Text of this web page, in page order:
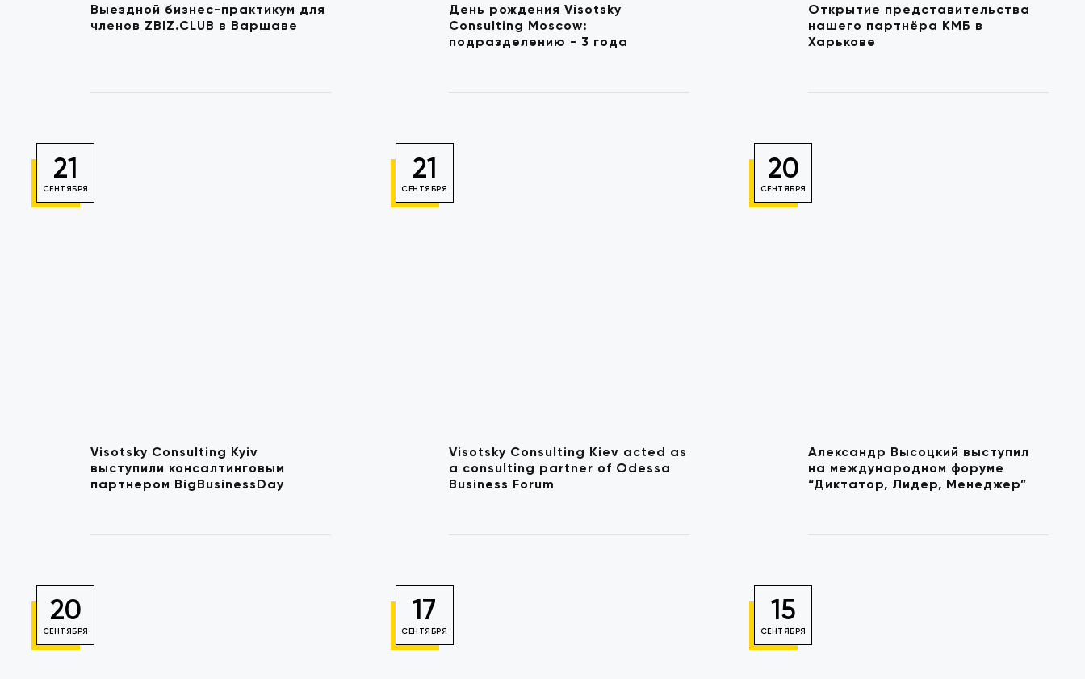
Выездной бизнес-практикум для
членов ZBIZ.CLUB в Варшаве
День рождения Visotsky
Consulting Moscow:
подразделению - 3 года
Открытие представительства
нашего партнёра КМБ в
Харькове
21
СЕНТЯБРЯ
Visotsky Consulting Kyiv
выступили консалтинговым
партнером BigBusinessDay
21
СЕНТЯБРЯ
Visotsky Consulting Kiev acted as
a consulting partner of Odessa
Business Forum
20
СЕНТЯБРЯ
Александр Высоцкий выступил
на международном форуме
“Диктатор, Лидер, Менеджер”
20
СЕНТЯБРЯ
17
СЕНТЯБРЯ
15
СЕНТЯБРЯ